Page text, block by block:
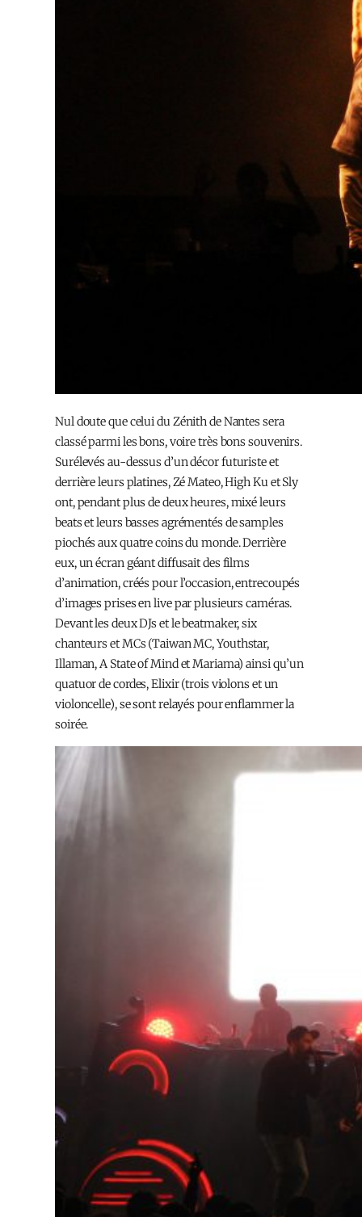
Nul doute que celui du Zénith de Nantes sera
classé parmi les bons, voire très bons souvenirs.
Surélevés au-dessus d’un décor futuriste et
derrière leurs platines, Zé Mateo, High Ku et Sly
ont, pendant plus de deux heures, mixé leurs
beats et leurs basses agrémentés de samples
piochés aux quatre coins du monde. Derrière
eux, un écran géant diffusait des films
d’animation, créés pour l’occasion, entrecoupés
d’images prises en live par plusieurs caméras.
Devant les deux DJs et le beatmaker, six
chanteurs et MCs (Taiwan MC, Youthstar,
Illaman, A State of Mind et Mariama) ainsi qu’un
quatuor de cordes, Elixir (trois violons et un
violoncelle), se sont relayés pour enflammer la
soirée.